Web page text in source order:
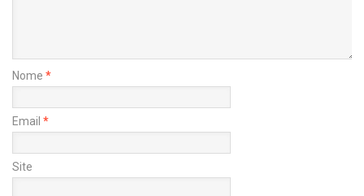
Nome *
Email *
Site